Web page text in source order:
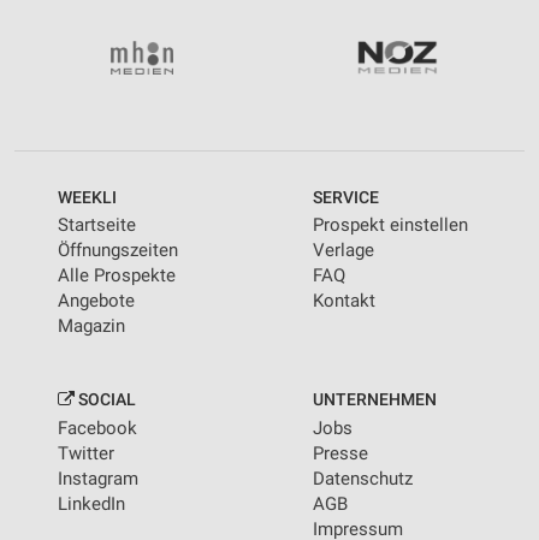
WEEKLI
Startseite
Öffnungszeiten
Alle Prospekte
Angebote
Magazin
SERVICE
Prospekt einstellen
Verlage
FAQ
Kontakt
SOCIAL
Facebook
Twitter
Instagram
LinkedIn
UNTERNEHMEN
Jobs
Presse
Datenschutz
AGB
Impressum